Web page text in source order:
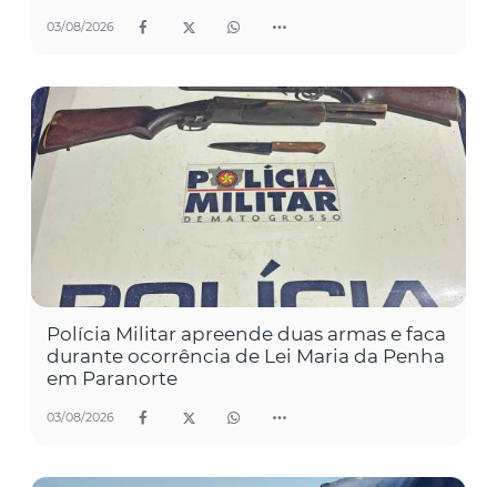
03/08/2026
Polícia Militar apreende duas armas e faca
durante ocorrência de Lei Maria da Penha
em Paranorte
03/08/2026